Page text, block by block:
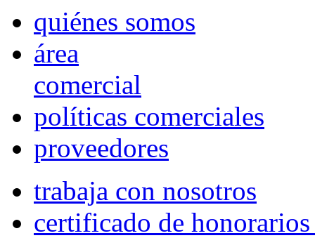
quiénes somos
área
comercial
políticas comerciales
proveedores
trabaja con nosotros
certificado de